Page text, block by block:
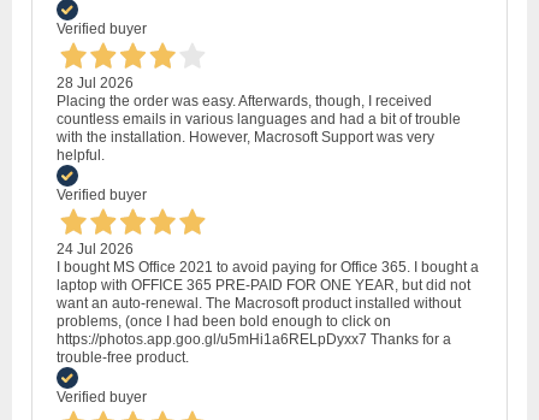
Verified buyer
28 Jul 2026
Placing the order was easy. Afterwards, though, I received
countless emails in various languages and had a bit of trouble
with the installation. However, Macrosoft Support was very
helpful.
Verified buyer
24 Jul 2026
I bought MS Office 2021 to avoid paying for Office 365. I bought a
laptop with OFFICE 365 PRE-PAID FOR ONE YEAR, but did not
want an auto-renewal. The Macrosoft product installed without
problems, (once I had been bold enough to click on
https://photos.app.goo.gl/u5mHi1a6RELpDyxx7 Thanks for a
trouble-free product.
Verified buyer